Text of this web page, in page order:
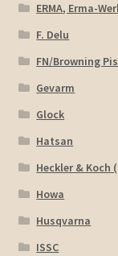
ERMA, Erma-
F. Delu
FN/Browning
Gevarm
Glock
Hatsan
Heckler & Koch
Howa
Husqvarna
ISSC